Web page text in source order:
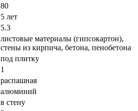
80
5 лет
5.3
листовые материалы (гипсокартон),
стены из кирпича, бетона, пенобетона
под плитку
1
распашная
алюминий
в стену